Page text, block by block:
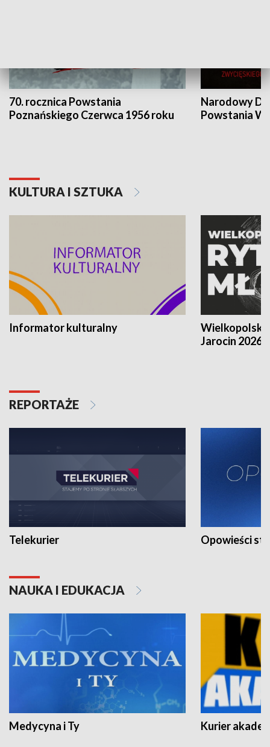
70. rocznica Powstania
Poznańskiego Czerwca 1956 roku
Narodowy
Powstania
KULTURA I SZTUKA
Informator kulturalny
Jarocin 2026
REPORTAŻE
Telekurier Opowieści
NAUKA I EDUKACJA
Medycyna i Ty Kurier